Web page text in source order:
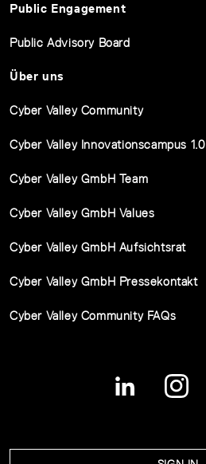
Public Engagement
Public Advisory Board
Über uns
Cyber Valley Community
Cyber Valley Innovationscampus 1.0
Cyber Valley GmbH Team
Cyber Valley GmbH Values
Cyber Valley GmbH Aufsichtsrat
Cyber Valley GmbH Pressekontakt
Cyber Valley Community FAQs